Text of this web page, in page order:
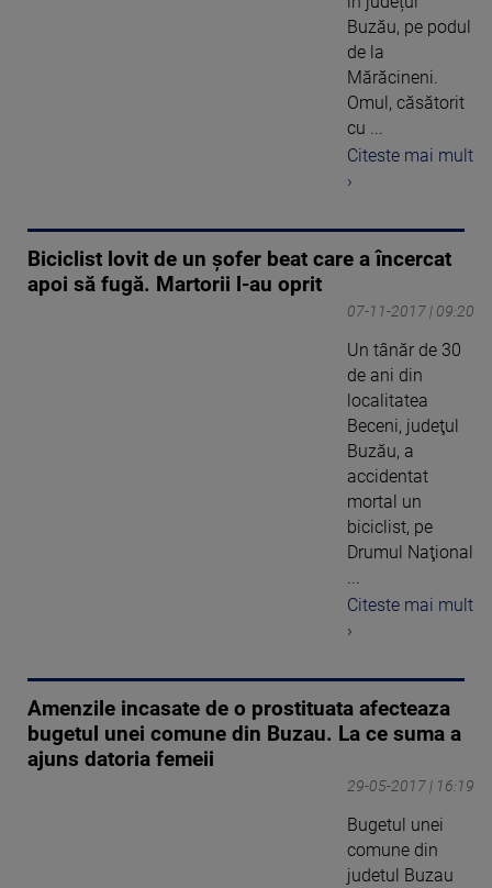
Buzău, pe podul
de la
Mărăcineni.
Omul, căsătorit
cu ...
Citeste mai mult
›
Biciclist lovit de un şofer beat care a încercat
apoi să fugă. Martorii l-au oprit
07-11-2017 | 09:20
Un tânăr de 30
de ani din
localitatea
Beceni, judeţul
Buzău, a
accidentat
mortal un
biciclist, pe
Drumul Naţional
...
Citeste mai mult
›
Amenzile incasate de o prostituata afecteaza
bugetul unei comune din Buzau. La ce suma a
ajuns datoria femeii
29-05-2017 | 16:19
Bugetul unei
comune din
judetul Buzau